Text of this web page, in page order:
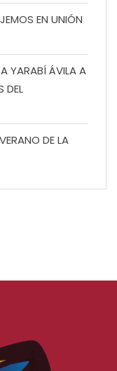
EN UNIÓN
YARABÍ ÁVILA A
DEL
DE LA